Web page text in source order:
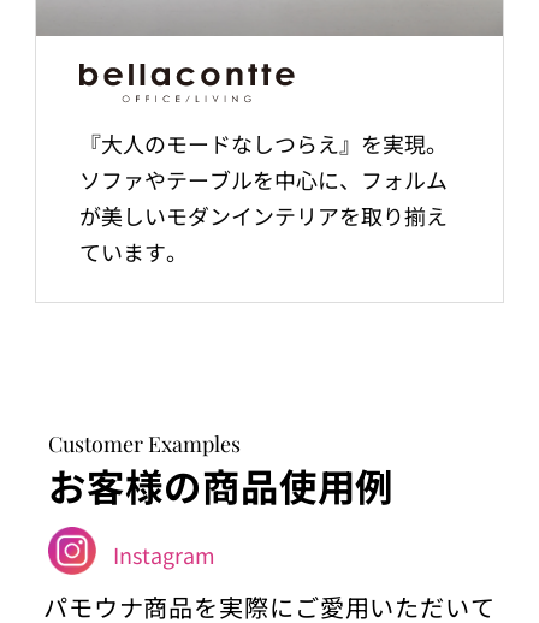
『大人のモードなしつらえ』を実現。
ソファやテーブルを中心に、フォルム
が美しいモダンインテリアを取り揃え
ています。
Customer Examples
お客様の商品使用例
Instagram
パモウナ商品を実際にご愛用いただいて